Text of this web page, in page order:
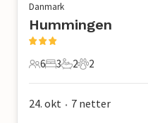
Danmark
Hummingen
6 Gjester
6
3 Soverom
3
2 Bad
2
2 Kjæledyr
2
24. okt • 7 netter